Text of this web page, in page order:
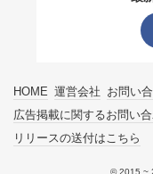
HOME 運営会社 お問い
広告掲載に関するお問い
リリースの送付はこちら
© 2015 ~